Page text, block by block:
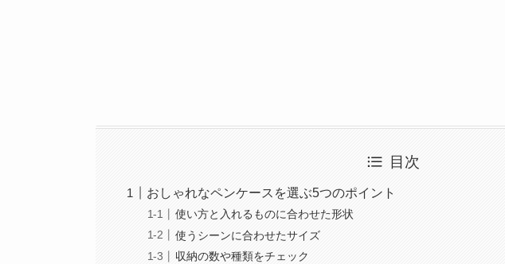
目次
おしゃれなペンケースを選ぶ5つのポイント
使い方と入れるものに合わせた形状
使うシーンに合わせたサイズ
収納の数や種類をチェック